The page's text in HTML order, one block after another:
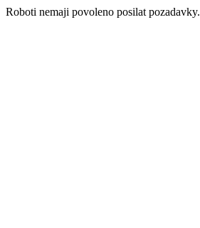
Roboti nemaji povoleno posilat pozadavky.